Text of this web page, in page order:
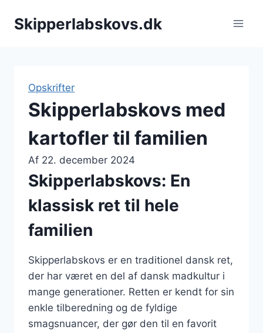
Skipperlabskovs.dk
Opskrifter
Skipperlabskovs med
kartofler til familien
Af 22. december 2024
Skipperlabskovs: En
klassisk ret til hele
familien
Skipperlabskovs er en traditionel dansk ret,
der har været en del af dansk madkultur i
mange generationer. Retten er kendt for sin
enkle tilberedning og de fyldige
smagsnuancer, der gør den til en favorit